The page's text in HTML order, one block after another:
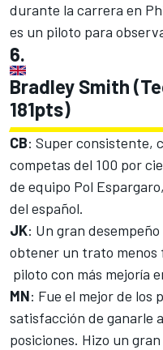
durante la carrera en
es un piloto para
6.
Bradley Smith
181pts)
CB: Super consistente,
competas del 100 por
de equipo Pol
del español.
JK: Un gran
obtener un trato menos
piloto con más mejoría
MN: Fue el mejor de los
satisfacción de ganarle
posiciones. Hizo un